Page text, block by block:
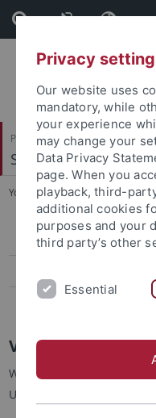
Skip
to
content
Skip
to
footer
Philosophische Fakultät
Sinologie
You are here: Startseite ...
MA Jun, M.A.
ZHOU Yi, M.A.
Vera Schick, M.A.
Wissenschaftliche
Universität Tübingen
Privacy
Our website uses
mandatory, while
your experience
may change your
Data Privacy
page. When you
playback, third-
additional cookies
purposes and your
third party’s other
Essential